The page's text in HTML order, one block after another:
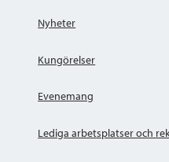
Nyheter
Kungörelser
Evenemang
Lediga arbetsplatser och